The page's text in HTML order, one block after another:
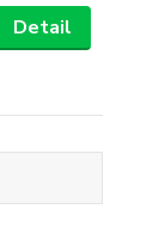
Detail